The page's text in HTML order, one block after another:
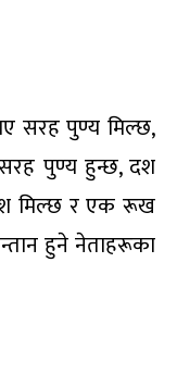
सरह पुण्य मिल्छ,
पुण्य हुन्छ, दश
यश मिल्छ र एक रूख
हुने नेताहरूका